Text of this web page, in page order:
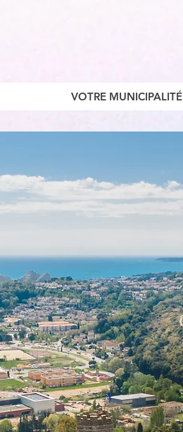
VOTRE MUNICIPALITÉ